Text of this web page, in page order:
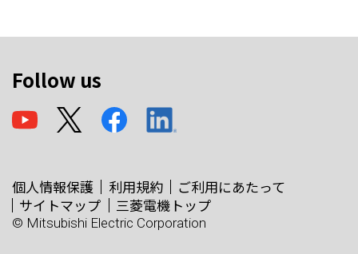
Follow us
個人情報保護 利用規約
ご利用にあたって
サイトマップ
三菱電機トップ
© Mitsubishi Electric Corporation